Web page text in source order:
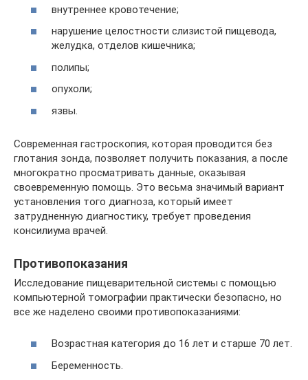
внутреннее кровотечение;
нарушение целостности слизистой пищевода,
желудка, отделов кишечника;
полипы;
опухоли;
язвы.
Современная гастроскопия, которая проводится без
глотания зонда, позволяет получить показания, а после
многократно просматривать данные, оказывая
своевременную помощь. Это весьма значимый вариант
установления того диагноза, который имеет
затрудненную диагностику, требует проведения
консилиума врачей.
Противопоказания
Исследование пищеварительной системы с помощью
компьютерной томографии практически безопасно, но
все же наделено своими противопоказаниями:
Возрастная категория до 16 лет и старше 70 лет.
Беременность.